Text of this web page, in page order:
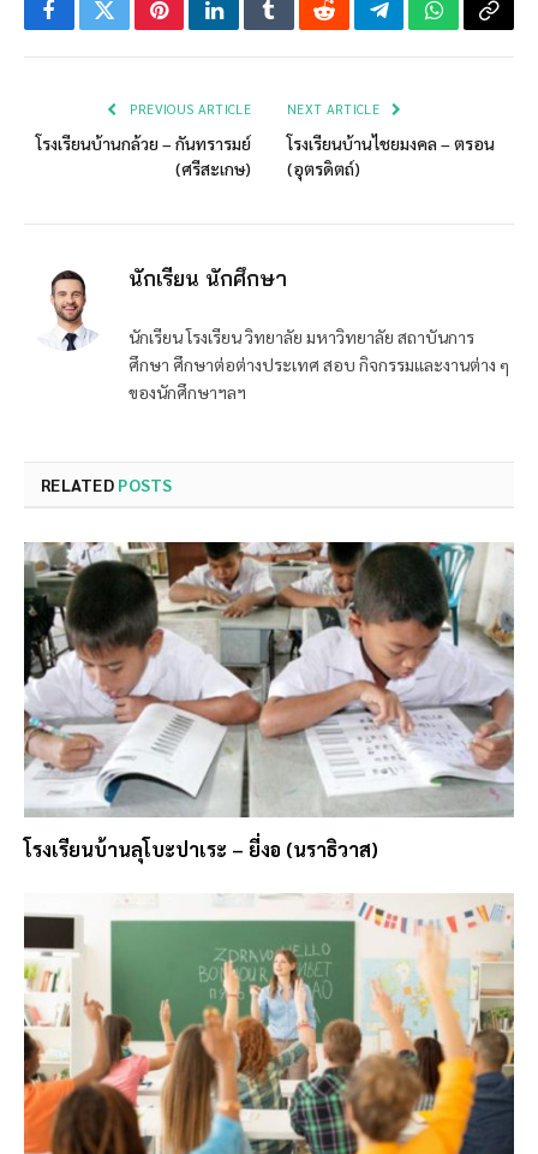
FacebookTwitterPinterestLinkedInTumblrRedditTelegramWhatsApp
Copy
PREVIOUS ARTICLE
โรงเรียนบ้านกล้วย – กันทรารมย์
(ศรีสะเกษ)
NEXT ARTICLE
โรงเรียนบ้านไชยมงคล – ตรอน
(อุตรดิตถ์)
นักเรียน นักศึกษา
นักเรียน โรงเรียน วิทยาลัย มหาวิทยาลัย สถาบันการ
ศึกษา ศึกษาต่อต่างประเทศ สอบ กิจกรรมและงานต่าง ๆ
ของนักศึกษาฯลฯ
RELATED POSTS
โรงเรียนบ้านลุโบะปาเระ – ยี่งอ (นราธิวาส)